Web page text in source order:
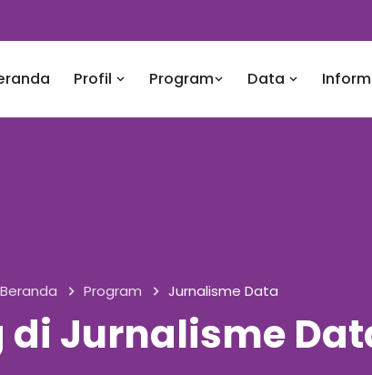
Profil Program Data
Beranda Program Jurnalisme Data
Jurnalisme